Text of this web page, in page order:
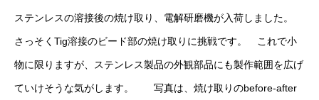
ステンレスの溶接後の焼け取り、電解研磨機が入荷しました。
さっそくTig溶接のビード部の焼け取りに挑戦です。 これで小
物に限りますが、ステンレス製品の外観部品にも製作範囲を広げ
ていけそうな気がします。 写真は、焼け取りのbefore-after